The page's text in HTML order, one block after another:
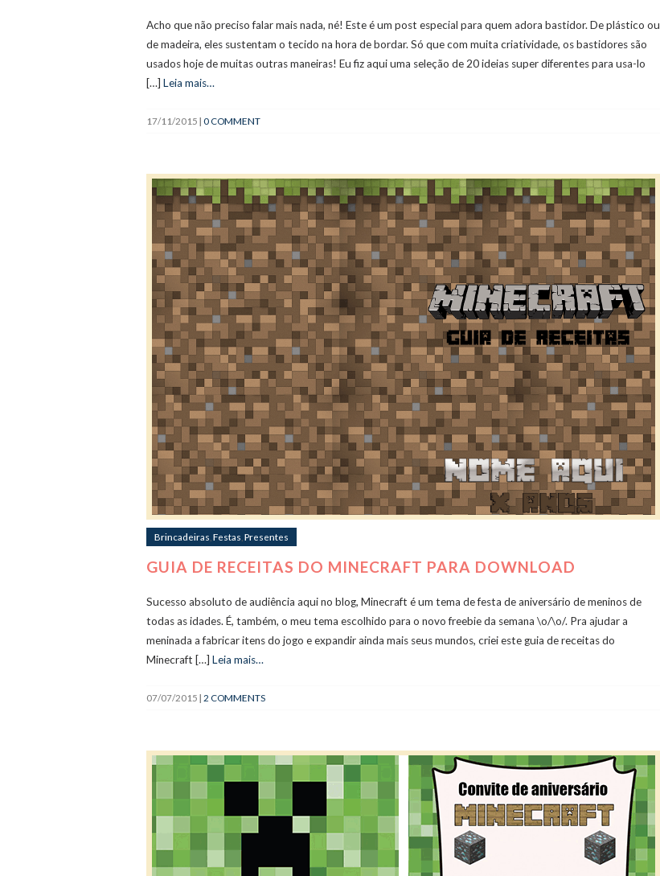
Acho que não preciso falar mais nada, né! Este é um post especial para quem adora bastidor. De plástico ou
de madeira, eles sustentam o tecido na hora de bordar. Só que com muita criatividade, os bastidores são
usados hoje de muitas outras maneiras! Eu fiz aqui uma seleção de 20 ideias super diferentes para usa-lo
[…] Leia mais…
17/11/2015 | 0 COMMENT
Brincadeiras Festas Presentes
GUIA DE RECEITAS DO MINECRAFT PARA DOWNLOAD
Sucesso absoluto de audiência aqui no blog, Minecraft é um tema de festa de aniversário de meninos de
todas as idades. É, também, o meu tema escolhido para o novo freebie da semana \o/\o/. Pra ajudar a
meninada a fabricar itens do jogo e expandir ainda mais seus mundos, criei este guia de receitas do
Minecraft […] Leia mais…
07/07/2015 | 2 COMMENTS